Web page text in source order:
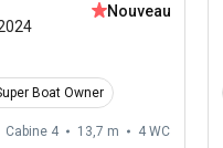
Nouveau
Boat Owner
Cabine 4 13,7 m 4 WC